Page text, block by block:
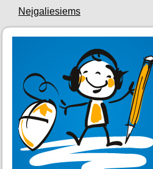
Neįgaliesiems